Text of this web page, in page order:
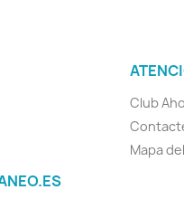
Club
Mapa